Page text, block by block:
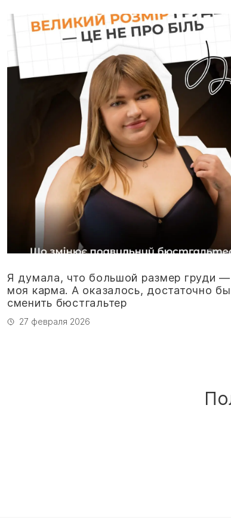
Я думала, что большой размер груди —
моя карма. А оказалось, достаточно
сменить бюстгальтер
27 февраля 2026